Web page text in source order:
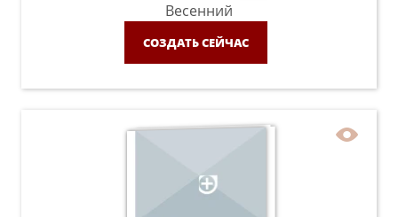
Весенний
СОЗДАТЬ СЕЙЧАС